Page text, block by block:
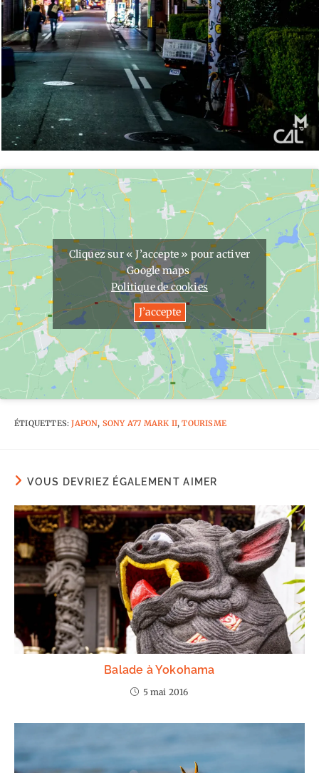
Cliquez sur « J’accepte » pour activer
Google maps
Politique de cookies
J’accepte
ÉTIQUETTES:JAPON, SONY A77 MARK II, TOURISME
VOUS DEVRIEZ ÉGALEMENT AIMER
Balade à Yokohama
5 mai 2016